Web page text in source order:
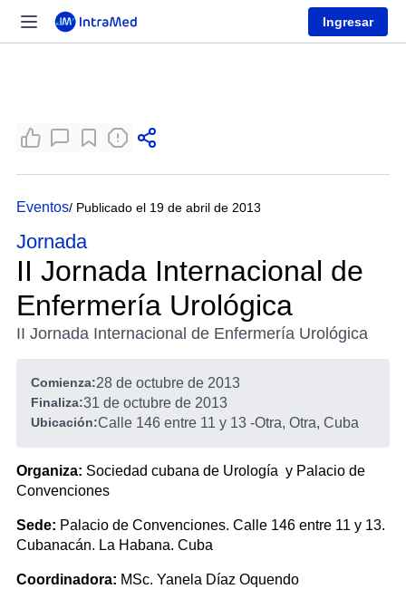
Ingresar
Eventos/ Publicado el 19 de abril de 2013
Jornada
II Jornada Internacional de
Enfermería Urológica
II Jornada Internacional de Enfermería Urológica
Comienza:28 de octubre de 2013
Finaliza:31 de octubre de 2013
Ubicación:Calle 146 entre 11 y 13 -Otra, Otra, Cuba
Organiza: Sociedad cubana de Urología y Palacio de
Convenciones
Sede: Palacio de Convenciones. Calle 146 entre 11 y 13.
Cubanacán. La Habana. Cuba
Coordinadora: MSc. Yanela Díaz Oquendo